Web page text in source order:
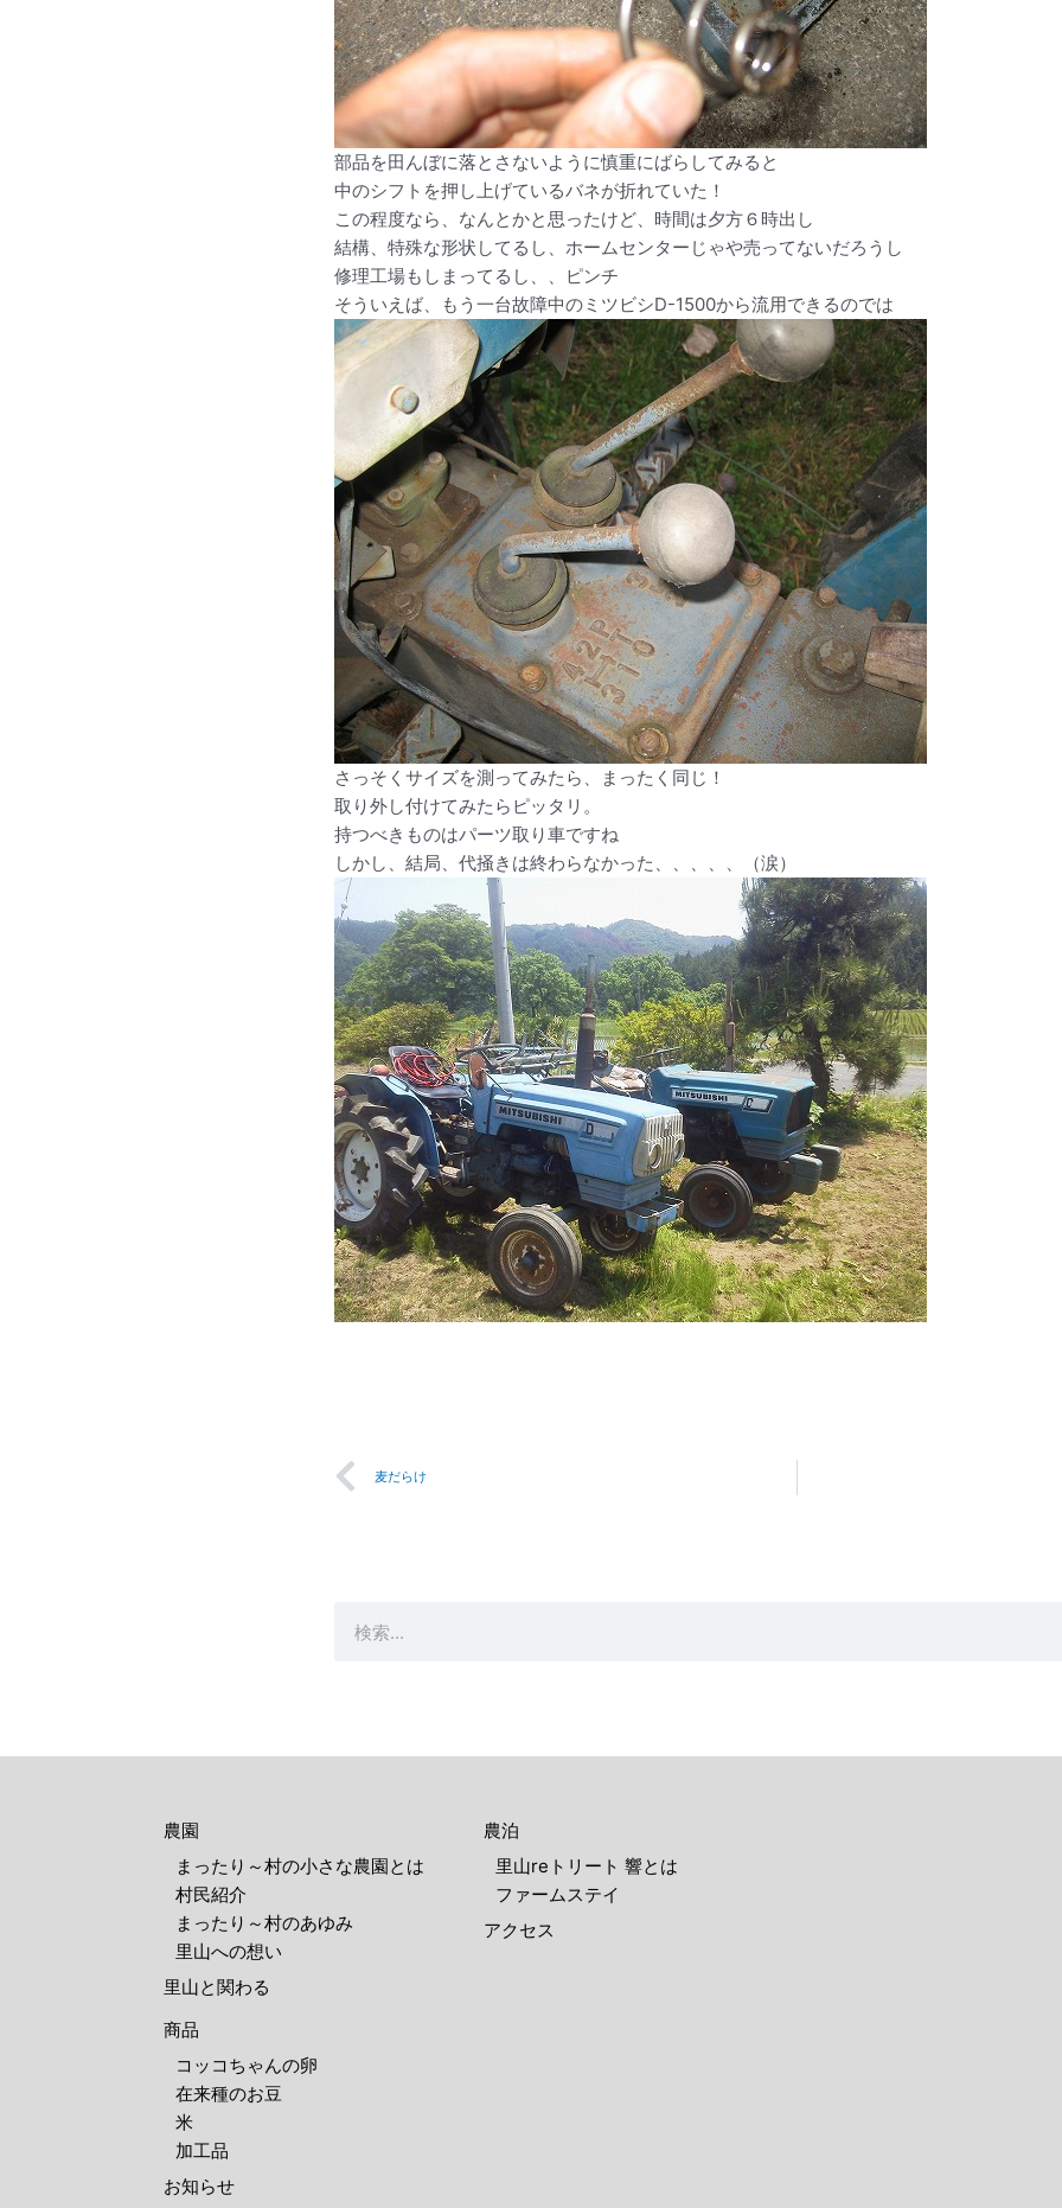
部品を田んぼに落とさないように慎重にばらしてみると
中のシフトを押し上げているバネが折れていた！
この程度なら、なんとかと思ったけど、時間は夕方６時出し
結構、特殊な形状してるし、ホームセンターじゃや売ってないだろうし
修理工場もしまってるし、、ピンチ
そういえば、もう一台故障中のミツビシD-1500から流用できるのでは
さっそくサイズを測ってみたら、まったく同じ！
取り外し付けてみたらピッタリ。
持つべきものはパーツ取り車ですね
しかし、結局、代掻きは終わらなかった、、、、、（涙）
Prev
麦だらけ
農園
まったり～村の小さな農園とは
村民紹介
まったり～村のあゆみ
里山への想い
里山と関わる
商品
コッコちゃんの卵
在来種のお豆
米
加工品
お知らせ
農泊
里山reトリート 響とは
ファームステイ
アクセス